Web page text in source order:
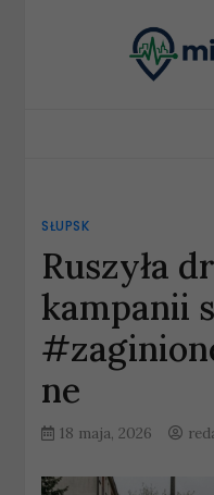
SŁUPSK
Ruszyła
kampanii
ne
18 maja, 2026